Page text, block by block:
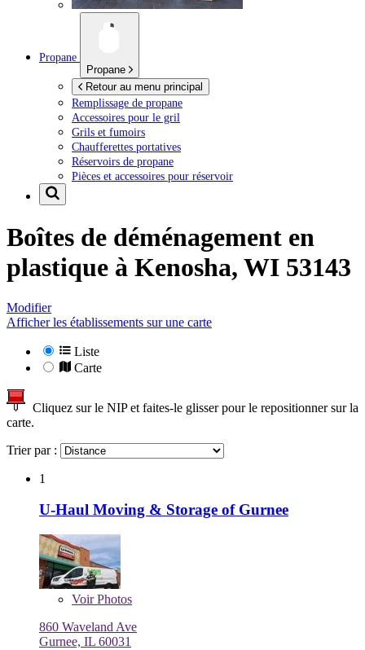
Propane
Propane
Retour au menu principal
Remplissage de propane
Accessoires pour le gril
Grils et fumoirs
Chaufferettes portatives
Réservoirs de propane
Pièces et accessoires pour réservoir
Boîtes de déménagement en
plastique à Kenosha, WI 53143
Modifier
Afficher les établissements sur une carte
Liste
Carte
Cliquez sur le NIP et faites-le glisser pour le repositionner sur la
carte.
Trier par :
1
U-Haul Moving & Storage of Gurnee
VoirPhotos
860 Waveland Ave
Gurnee, IL 60031